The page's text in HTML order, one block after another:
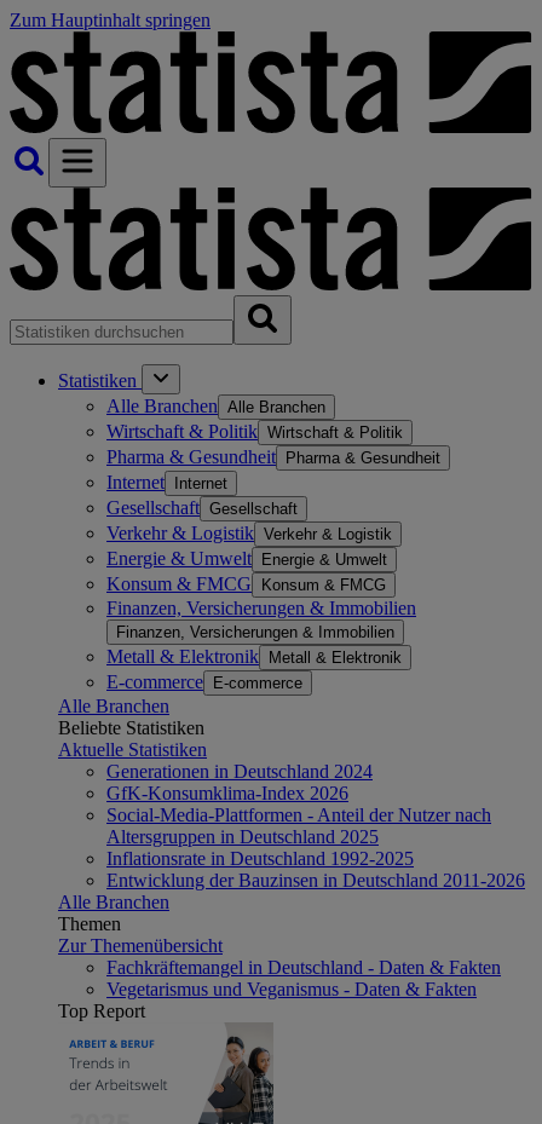
Zum Hauptinhalt springen
Statistiken
Alle Branchen Alle Branchen
Wirtschaft & Politik Wirtschaft & Politik
Pharma & Gesundheit Pharma & Gesundheit
Internet Internet
Gesellschaft Gesellschaft
Verkehr & Logistik Verkehr & Logistik
Energie & Umwelt Energie & Umwelt
Konsum & FMCG Konsum & FMCG
Finanzen, Versicherungen & Immobilien
Finanzen, Versicherungen & Immobilien
Metall & Elektronik Metall & Elektronik
E-commerce E-commerce
Alle Branchen
Beliebte Statistiken
Aktuelle Statistiken
Generationen in Deutschland 2024
GfK-Konsumklima-Index 2026
Social-Media-Plattformen - Anteil der Nutzer nach
Altersgruppen in Deutschland 2025
Inflationsrate in Deutschland 1992-2025
Entwicklung der Bauzinsen in Deutschland 2011-2026
Alle Branchen
Themen
Zur Themenübersicht
Fachkräftemangel in Deutschland - Daten & Fakten
Vegetarismus und Veganismus - Daten & Fakten
Top Report